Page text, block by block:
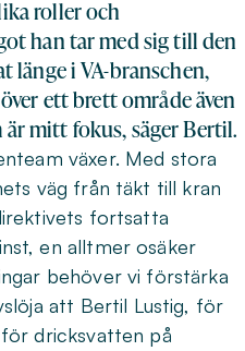
roller och
han tar med sig till den
länge i VA-branschen,
ett brett område även
mitt fokus, säger Bertil.
växer. Med stora
väg från täkt till kran
fortsatta
en alltmer osäker
behöver vi förstärka
att Bertil Lustig, för
dricksvatten på